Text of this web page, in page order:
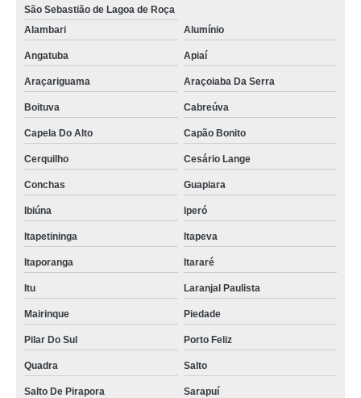
São Sebastião de Lagoa de Roça
Alambari
Alumínio
Angatuba Apiaí
Araçariguama Araçoiaba Da Serra
Boituva Cabreúva
Capela Do Alto Capão Bonito
Cerquilho Cesário Lange
Conchas Guapiara
Ibiúna Iperó
Itapetininga Itapeva
Itaporanga Itararé
Itu Laranjal Paulista
Mairinque Piedade
Pilar Do Sul Porto Feliz
Quadra Salto
Salto De Pirapora Sarapuí